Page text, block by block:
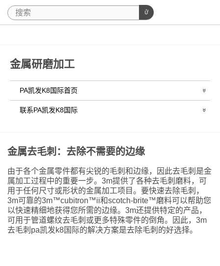
金属研磨加工
PA凯发K8国际首页
联系PA凯发K8国际
金属去毛刺：去除不需要的边缘
由于各个金属零件都有尖锐的毛刺和边缘，因此去毛刺是金
属加工过程中的重要一步。3m提供了各种去毛刺磨料，可
用于任何尺寸或形状的金属加工项目。要快速去除毛刺，
3m可靠的3m™cubitron™ii和scotch-brite™磨料可以帮助您
以快速精细地获得您所需的边缘。3m还提供特定的产品，
可用于管道螺纹去毛刺或更多特殊零件的倒角。因此，3m
去毛刺pa凯发k8国际的解决方案是去除毛刺的好选择。